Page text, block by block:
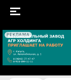
РЕКЛАМА